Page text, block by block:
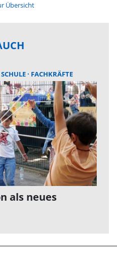
Übersicht
SCHULE FACHKRÄFTE
als neues